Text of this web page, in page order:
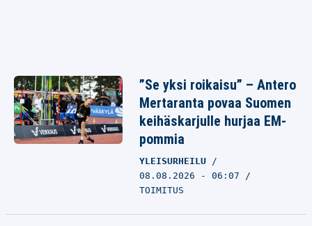
”Se yksi roikaisu” – Antero
Mertaranta povaa Suomen
keihäskarjulle hurjaa EM-
pommia
YLEISURHEILU
08.08.2026 - 06:07
TOIMITUS